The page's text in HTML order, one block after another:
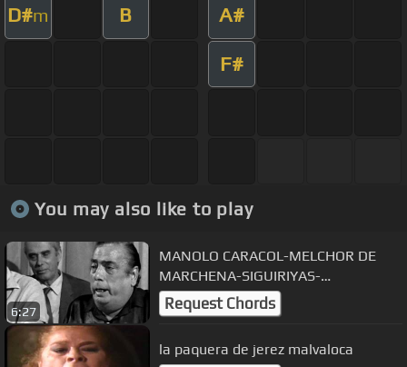
D#m B A#
F#
You may also like to play
6:27
MANOLO CARACOL-MELCHOR DE
MARCHENA-SIGUIRIYAS-
MONUMENTO AL CANTE
Request Chords
la paquera de jerez malvaloca